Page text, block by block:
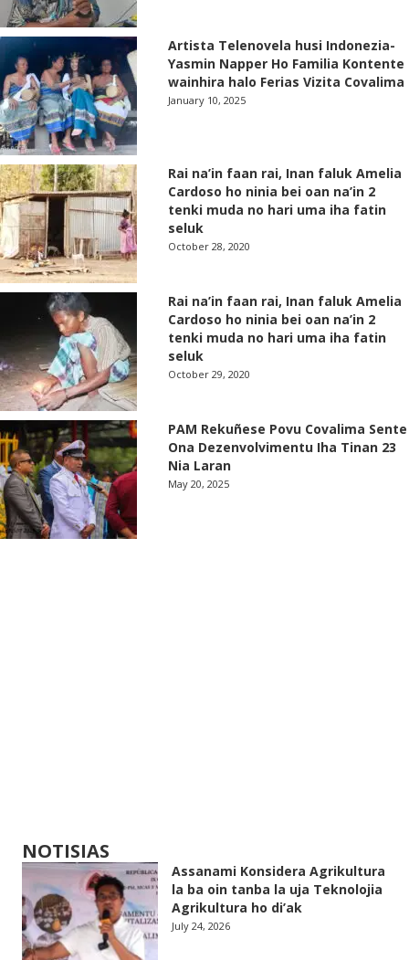
Artista Telenovela husi Indonezia-
Yasmin Napper Ho Familia Kontente
wainhira halo Ferias Vizita Covalima
January 10, 2025
Rai na’in faan rai, Inan faluk Amelia
Cardoso ho ninia bei oan na’in 2
tenki muda no hari uma iha fatin
seluk
October 28, 2020
Rai na’in faan rai, Inan faluk Amelia
Cardoso ho ninia bei oan na’in 2
tenki muda no hari uma iha fatin
seluk
October 29, 2020
PAM Rekuñese Povu Covalima Sente
Ona Dezenvolvimentu Iha Tinan 23
Nia Laran
May 20, 2025
NOTISIAS
Assanami Konsidera Agrikultura
la ba oin tanba la uja Teknolojia
Agrikultura ho di’ak
July 24, 2026